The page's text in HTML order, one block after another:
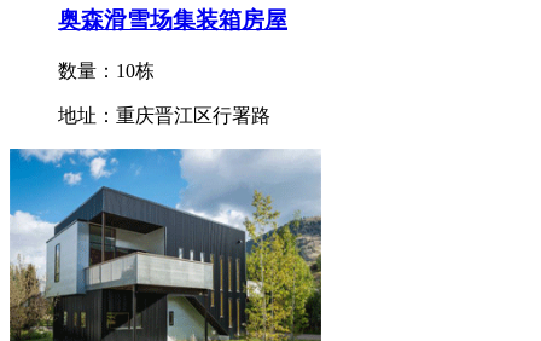
奥森滑雪场集装箱房屋
数量：10栋
地址：重庆晋江区行署路